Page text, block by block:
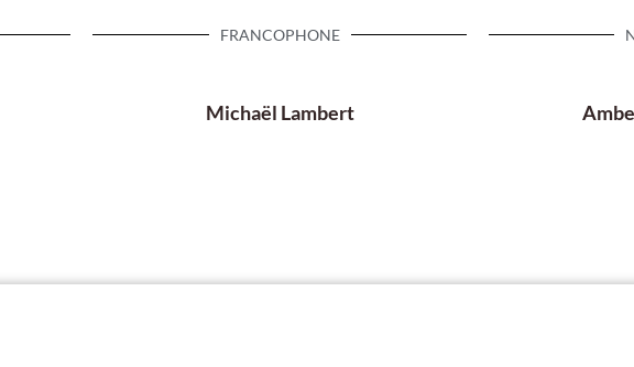
FRANCOPHONE
Michaël Lambert